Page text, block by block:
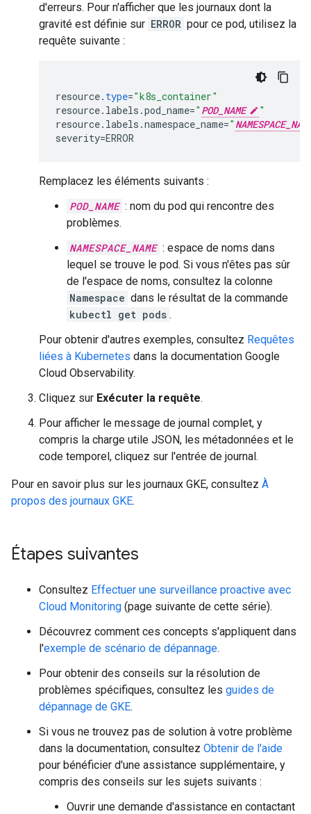
d'erreurs. Pour n'afficher que les journaux dont la
gravité est définie sur ERROR pour ce pod, utilisez la
requête suivante :
resource. type="k8s_container"
resource. labels .pod_name=" POD_NAME
"
resource. labels .namespace_name="
severity=ERROR
Remplacez les éléments suivants :
POD_NAME : nom du pod qui rencontre des
problèmes.
NAMESPACE_NAME : espace de noms dans
lequel se trouve le pod. Si vous n'êtes pas sûr
de l'espace de noms, consultez la colonne
Namespace dans le résultat de la commande
kubectl get pods .
Pour obtenir d'autres exemples, consultez Requêtes
liées à Kubernetes dans la documentation Google
Cloud Observability.
Cliquez sur Exécuter la requête.
Pour afficher le message de journal complet, y
compris la charge utile JSON, les métadonnées et le
code temporel, cliquez sur l'entrée de journal.
Pour en savoir plus sur les journaux GKE, consultez À
propos des journaux GKE.
Étapes suivantes
Consultez Effectuer une surveillance proactive avec
Cloud Monitoring (page suivante de cette série).
Découvrez comment ces concepts s'appliquent dans
l'exemple de scénario de dépannage.
Pour obtenir des conseils sur la résolution de
problèmes spécifiques, consultez les guides de
dépannage de GKE.
Si vous ne trouvez pas de solution à votre problème
dans la documentation, consultez Obtenir de l'aide
pour bénéficier d'une assistance supplémentaire, y
compris des conseils sur les sujets suivants :
Ouvrir une demande d'assistance en contactant